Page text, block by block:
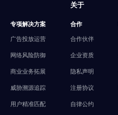
专项解决方案
广告投放运营
网络风险防御
商业业务拓展
威胁溯源追踪
用户精准匹配
关于
合作
合作伙伴
企业资质
隐私声明
注册协议
自律公约